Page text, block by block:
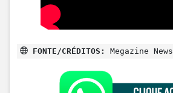
FONTE/CRÉDITOS: Megazine News